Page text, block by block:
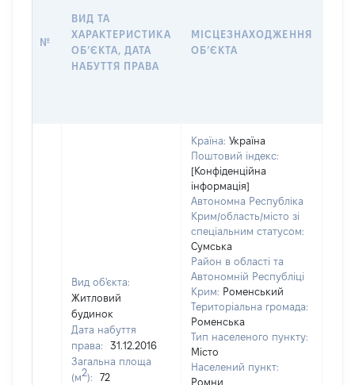
№
ВИД ТА
ХАРАКТЕРИСТИКА
ОБʼЄКТА, ДАТА
НАБУТТЯ ПРАВА
МІСЦЕЗНАХОДЖЕННЯ
ОБʼЄКТА
Вид об'єкта:
Житловий
будинок
Дата набуття
права:
31.12.2016
Загальна площа
(м2): 72
Країна: Україна
Поштовий індекс:
[Конфіденційна
інформація]
Автономна Республіка
Крим/область/місто зі
спеціальним статусом:
Сумська
Район в області та
Автономній Республіці
Крим: Роменський
Територіальна громада:
Роменська
Тип населеного пункту:
Місто
Населений пункт:
Ромни